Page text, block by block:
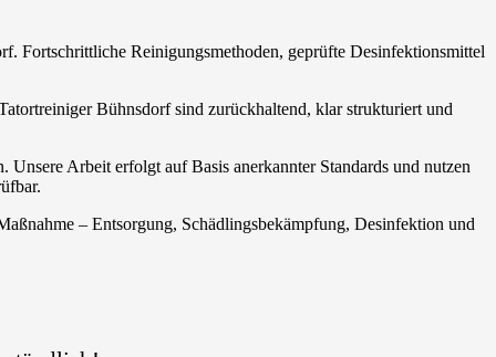
Fortschrittliche Reinigungsmethoden, geprüfte Desinfektionsmittel
Bühnsdorf sind zurückhaltend, klar strukturiert und
Arbeit erfolgt auf Basis anerkannter Standards und nutzen
– Entsorgung, Schädlingsbekämpfung, Desinfektion und